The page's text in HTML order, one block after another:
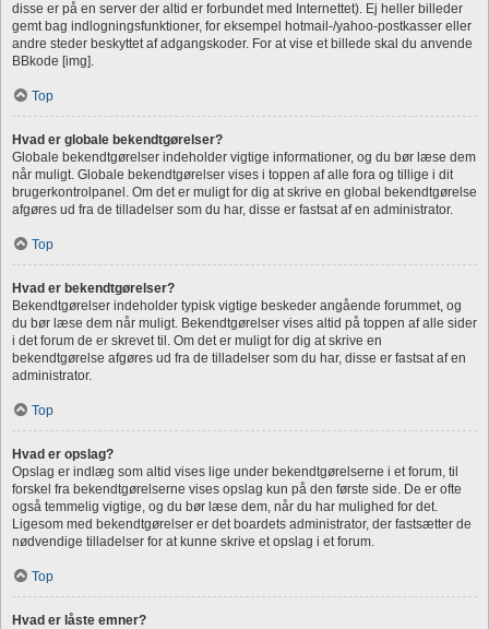
disse er på en server der altid er forbundet med Internettet). Ej heller billeder
gemt bag indlogningsfunktioner, for eksempel hotmail-/yahoo-postkasser eller
andre steder beskyttet af adgangskoder. For at vise et billede skal du anvende
BBkode [img].
Top
Hvad er globale bekendtgørelser?
Globale bekendtgørelser indeholder vigtige informationer, og du bør læse dem
når muligt. Globale bekendtgørelser vises i toppen af alle fora og tillige i dit
brugerkontrolpanel. Om det er muligt for dig at skrive en global bekendtgørelse
afgøres ud fra de tilladelser som du har, disse er fastsat af en administrator.
Top
Hvad er bekendtgørelser?
Bekendtgørelser indeholder typisk vigtige beskeder angående forummet, og
du bør læse dem når muligt. Bekendtgørelser vises altid på toppen af alle sider
i det forum de er skrevet til. Om det er muligt for dig at skrive en
bekendtgørelse afgøres ud fra de tilladelser som du har, disse er fastsat af en
administrator.
Top
Hvad er opslag?
Opslag er indlæg som altid vises lige under bekendtgørelserne i et forum, til
forskel fra bekendtgørelserne vises opslag kun på den første side. De er ofte
også temmelig vigtige, og du bør læse dem, når du har mulighed for det.
Ligesom med bekendtgørelser er det boardets administrator, der fastsætter de
nødvendige tilladelser for at kunne skrive et opslag i et forum.
Top
Hvad er låste emner?